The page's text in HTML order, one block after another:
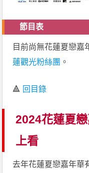
節目表
目前尚無花蓮夏戀嘉
蓮觀光粉絲團 。
🔺 回目錄
2024花蓮夏
上看
去年花蓮夏戀嘉年華